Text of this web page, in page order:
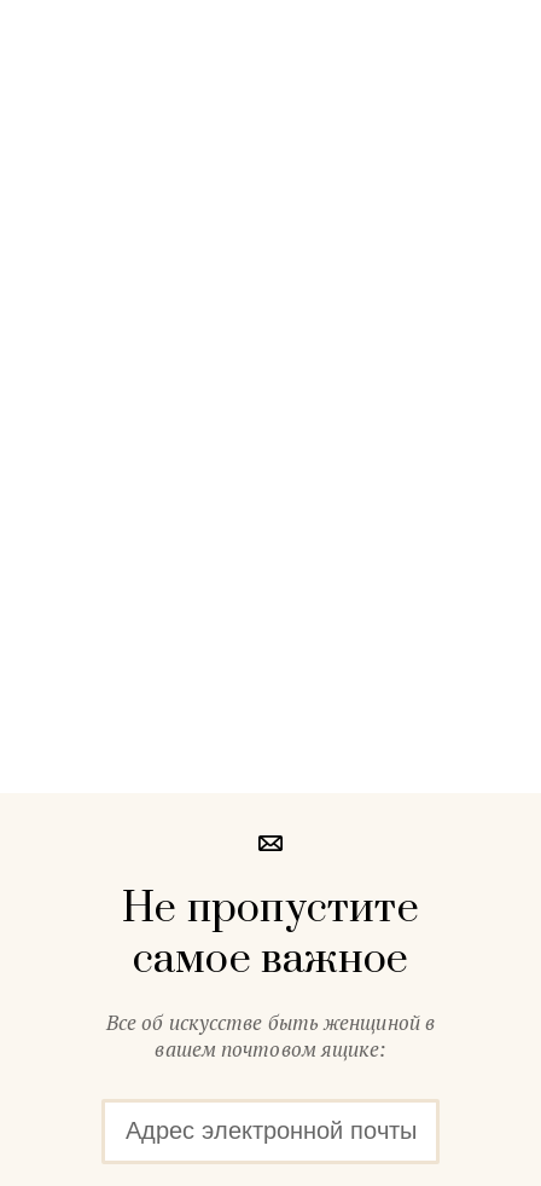
Не пропустите
самое важное
Все об искусстве быть женщиной в
вашем почтовом ящике: